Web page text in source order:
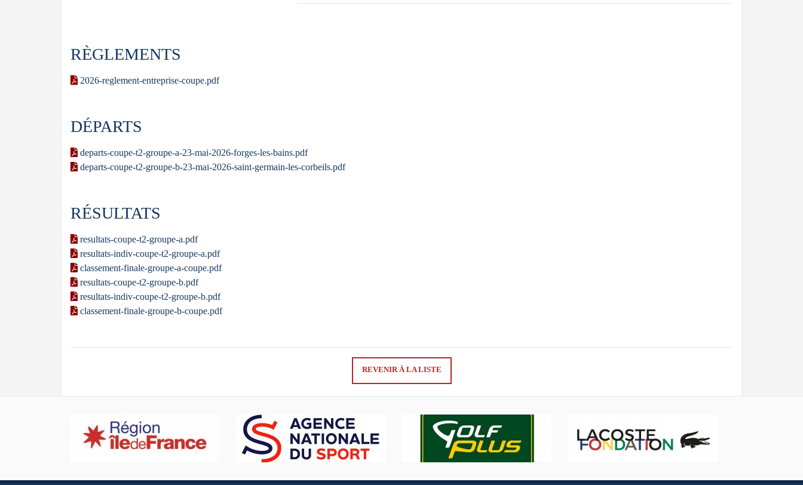
RÈGLEMENTS
2026-reglement-entreprise-coupe.pdf
DÉPARTS
departs-coupe-t2-groupe-a-23-mai-2026-forges-les-bains.pdf
departs-coupe-t2-groupe-b-23-mai-2026-saint-germain-les-corbeils.pdf
RÉSULTATS
resultats-coupe-t2-groupe-a.pdf
resultats-indiv-coupe-t2-groupe-a.pdf
classement-finale-groupe-a-coupe.pdf
resultats-coupe-t2-groupe-b.pdf
resultats-indiv-coupe-t2-groupe-b.pdf
classement-finale-groupe-b-coupe.pdf
REVENIR À LA LISTE